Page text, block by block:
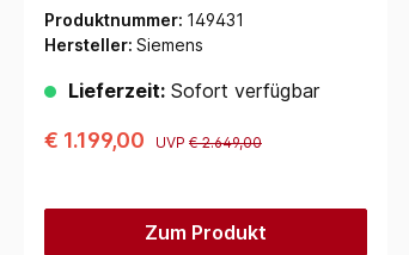
Produktnummer: 149431
Hersteller: Siemens
Lieferzeit: Sofort verfügbar
€ 1.199,00 UVP € 2.649,00
Zum Produkt